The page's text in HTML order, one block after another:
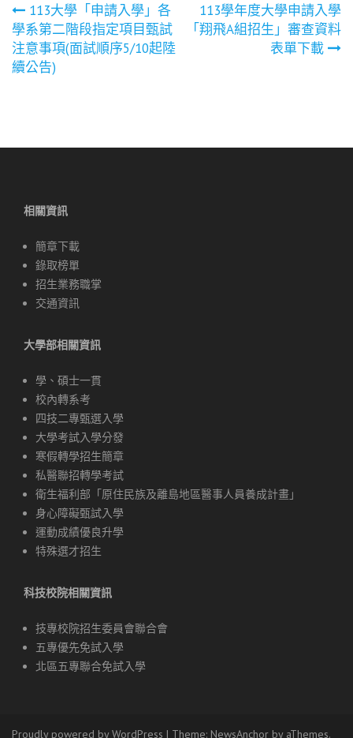
文
章
113大學「申請入學」各
學系第二階段指定項目甄試
注意事項(面試順序5/10起陸
續公告)
113學年度大學申請入學
「翔飛A組招生」審查資料
表單下載
相關資訊
簡章下載
錄取榜單
招生業務職掌
交通資訊
大學部相關資訊
學、碩士一貫
校內轉系考
四技二專甄選入學
大學考試入學分發
寒假轉學招生簡章
私醫聯招轉學考試
衛生福利部「原住民族及離島地區醫事人員養成計畫」
身心障礙甄試入學
運動成績優良升學
特殊選才招生
科技校院相關資訊
技專校院招生委員會聯合會
五專優先免試入學
北區五專聯合免試入學
Proudly powered by WordPress | Theme: NewsAnchor by aThemes.